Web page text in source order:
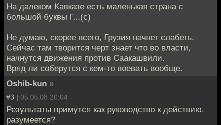
На далеком Кавказе есть маленькая страна с
большой буквы Г...(с)
Не думаю, скорее всего, Грузия начнет слабеть.
Сейчас там творится черт знает что во власти,
начнутся движения против Саакашвили.
Вряд ли соберутся с кем-то воевать вообще.
Oshib-kun »
#3 | 05.05.08 20:04
Результаты примутся как руководство к действию,
разумеется?